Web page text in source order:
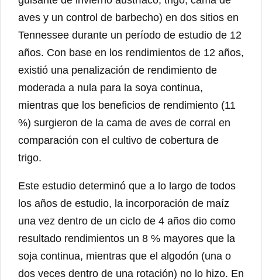
aves y un control de barbecho) en dos sitios en
Tennessee durante un período de estudio de 12
años. Con base en los rendimientos de 12 años,
existió una penalización de rendimiento de
moderada a nula para la soya continua,
mientras que los beneficios de rendimiento (11
%) surgieron de la cama de aves de corral en
comparación con el cultivo de cobertura de
trigo.
Este estudio determinó que a lo largo de todos
los años de estudio, la incorporación de maíz
una vez dentro de un ciclo de 4 años dio como
resultado rendimientos un 8 % mayores que la
soja continua, mientras que el algodón (una o
dos veces dentro de una rotación) no lo hizo. En